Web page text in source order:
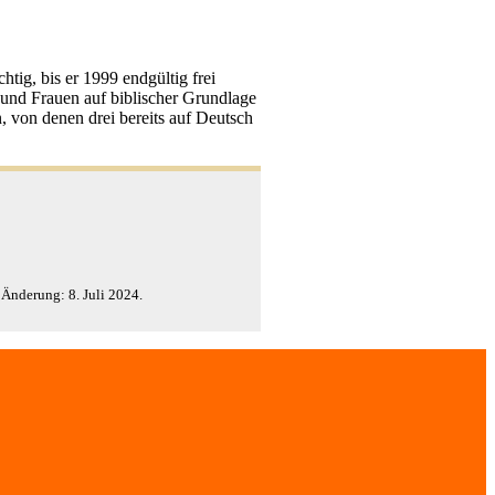
bis er 1999 endgültig frei
Frauen auf biblischer Grundlage
denen drei bereits auf Deutsch
8. Juli 2024.